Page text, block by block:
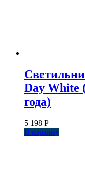
Day White
года)
5 198 Р
В корзину